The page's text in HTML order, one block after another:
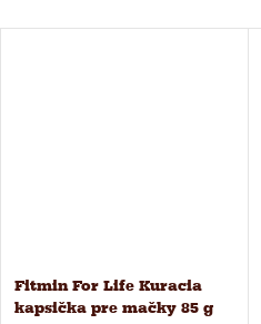
Fitmin For Life Kuracia
kapsička pre mačky 85 g